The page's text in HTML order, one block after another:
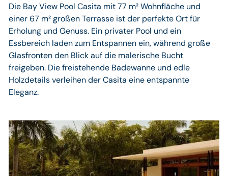
Die Bay View Pool Casita mit 77 m² Wohnfläche und
einer 67 m² großen Terrasse ist der perfekte Ort für
Erholung und Genuss. Ein privater Pool und ein
Essbereich laden zum Entspannen ein, während große
Glasfronten den Blick auf die malerische Bucht
freigeben. Die freistehende Badewanne und edle
Holzdetails verleihen der Casita eine entspannte
Eleganz.